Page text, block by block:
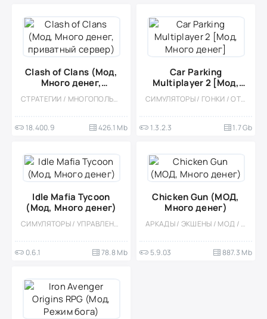
Clash of Clans (Мод,
Много денег,
приватный сервер) СТРАТЕГИИ / МНОГОПОЛЬЗОВАТЕЛЬСКАЯ / ОНЛАЙН / СОРЕВНОВАТЕЛЬНАЯ / БЕЗ КЕША / ВСТРОЕННЫЙ КЕШ / ОДНОПОЛЬЗОВАТЕЛЬСКИЕ / СТИЛИЗАЦИЯ / ФЭНТЕЗИ
18.400.9 426.1 Mb
Car Parking
Multiplayer 2 [Мод,
Много денег]
СИМУЛЯТОРЫ / ГОНКИ / ОТКРЫТЫЙ МИР / КАЗУАЛЬНЫЕ / СТИЛИЗАЦИЯ / 3D / ВСТРОЕННЫЙ КЕШ / БОЛЬШАЯ / МОД / ФИЗИКА
1.3.2.3 1.7 Gb
Idle Mafia Tycoon
(Мод, Много денег)
СИМУЛЯТОРЫ / УПРАВЛЕНИЕ / КАЗУАЛЬНЫЕ / ЭКОНОМИЧЕСКАЯ СТРАТЕГИЯ / ОДНОПОЛЬЗОВАТЕЛЬСКИЕ / СТИЛИЗАЦИЯ / ОФЛАЙН / МОД / ВСТРОЕННЫЙ КЕШ / МАЛЕНЬКАЯ
0.6.1 78.8 Mb
Chicken Gun (МОД,
Много денег)
АРКАДЫ / ЭКШЕНЫ / МОД / ОФЛАЙН / СОРЕВНОВАТЕЛЬНАЯ / КАЗУАЛЬНЫЕ / МНОГОПОЛЬЗОВАТЕЛЬСКАЯ / ТАКТИЧЕСКИЕ / ШУТЕРЫ / ВЕСЁЛАЯ
5.9.03 887.3 Mb